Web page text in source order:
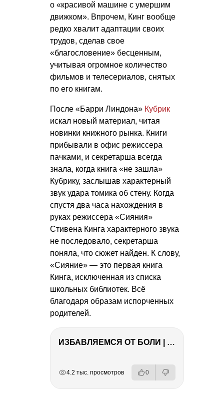
о «красивой машине с умершим
движком». Впрочем, Кинг вообще
редко хвалит адаптации своих
трудов, сделав свое
«благословение» бесценным,
учитывая огромное количество
фильмов и телесериалов, снятых
по его книгам.
После «Барри Линдона» Кубрик
искал новый материал, читая
новинки книжного рынка. Книги
прибывали в офис режиссера
пачками, и секретарша всегда
знала, когда книга «не зашла»
Кубрику, заслышав характерный
звук удара томика об стену. Когда
спустя два часа нахождения в
руках режиссера «Сияния»
Стивена Кинга характерного звука
не последовало, секретарша
поняла, что сюжет найден. К слову,
«Сияние» — это первая книга
Кинга, исключенная из списка
школьных библиотек. Всё
благодаря образам испорченных
родителей.
ИЗБАВЛЯЕМСЯ ОТ БОЛИ | Важность режима и питания
4.2 тыс. просмотров 0